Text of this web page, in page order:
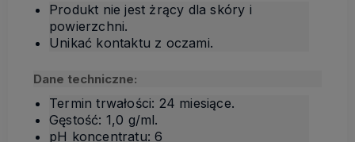
Produkt nie jest żrący dla skóry i
powierzchni.
Unikać kontaktu z oczami.
Dane techniczne:
Termin trwałości: 24 miesiące.
Gęstość: 1,0 g/ml.
pH koncentratu: 6